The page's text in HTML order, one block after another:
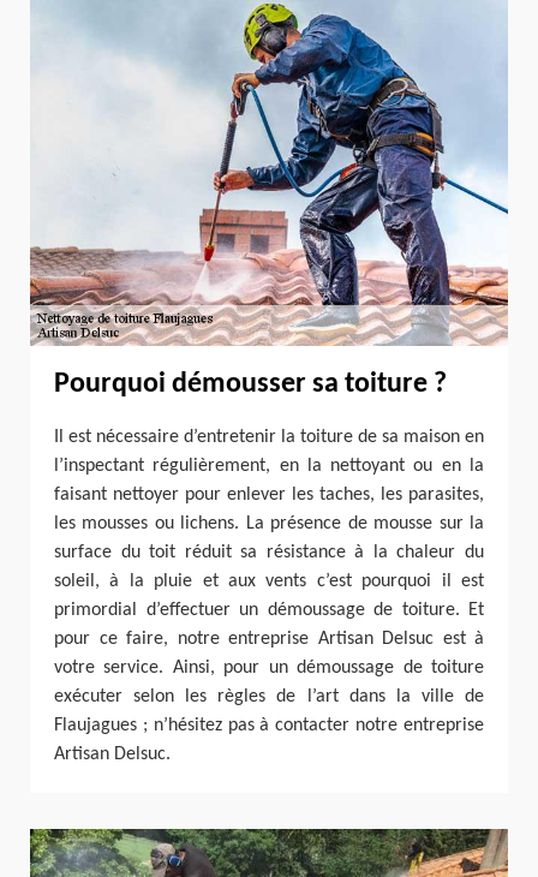
Pourquoi démousser sa toiture ?
Il est nécessaire d’entretenir la toiture de sa maison en
l’inspectant régulièrement, en la nettoyant ou en la
faisant nettoyer pour enlever les taches, les parasites,
les mousses ou lichens. La présence de mousse sur la
surface du toit réduit sa résistance à la chaleur du
soleil, à la pluie et aux vents c’est pourquoi il est
primordial d’effectuer un démoussage de toiture. Et
pour ce faire, notre entreprise Artisan Delsuc est à
votre service. Ainsi, pour un démoussage de toiture
exécuter selon les règles de l’art dans la ville de
Flaujagues ; n’hésitez pas à contacter notre entreprise
Artisan Delsuc.